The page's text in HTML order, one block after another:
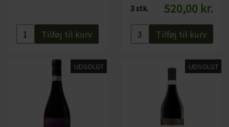
Tilføj til kurv
3 stk.
520,00 kr.
Tilføj til kurv
UDSOLGT UDSOLGT